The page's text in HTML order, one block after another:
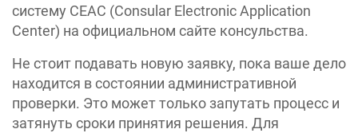
систему CEAC (Consular Electronic Application
Center) на официальном сайте консульства.
Не стоит подавать новую заявку, пока ваше дело
находится в состоянии административной
проверки. Это может только запутать процесс и
затянуть сроки принятия решения. Для